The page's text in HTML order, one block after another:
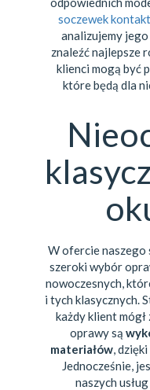
soczewek
analizujemy
znaleźć najlepsze
klienci mogą być
które będą dla
W ofercie naszego
szeroki wybór
nowoczesnych,
i tych klasycznych.
każdy klient mógł
oprawy są
materiałów ,
Jednocześnie,
naszych